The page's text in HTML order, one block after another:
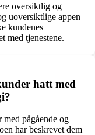
oversiktlig og
uoversiktlige appen
kundenes
med tjenestene.
hatt med
pågående og
har beskrevet dem